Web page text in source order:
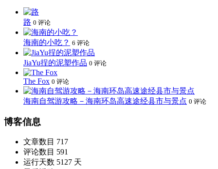
路 0 评论
海南的小吃？ 6 评论
JiaYu挰的泥塑作品 0 评论
The Fox 0 评论
海南自驾游攻略－海南环岛高速途经县市与景点 0 评论
博客信息
文章数目 717
评论数目 591
运行天数 5127 天